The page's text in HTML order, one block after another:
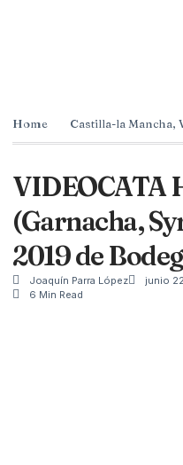
Home Castilla-la Mancha,
VIDEOCATA
(Garnacha,
2019 de
Joaquín Parra López junio
6 Min Read